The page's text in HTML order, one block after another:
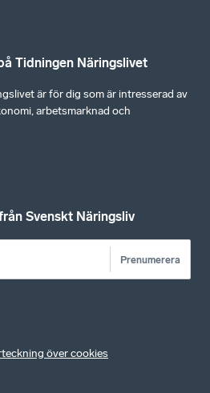
Tidningen Näringslivet
är för dig som är intresserad av
arbetsmarknad och
Svenskt Näringsliv
Prenumerera
över cookies